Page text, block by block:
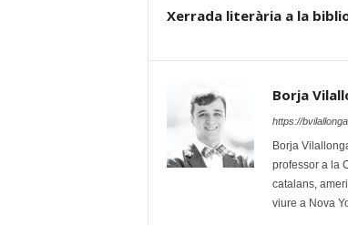
Xerrada literària a la
Borja
https://
Borja
professor a la
catalans,
viure a Nova